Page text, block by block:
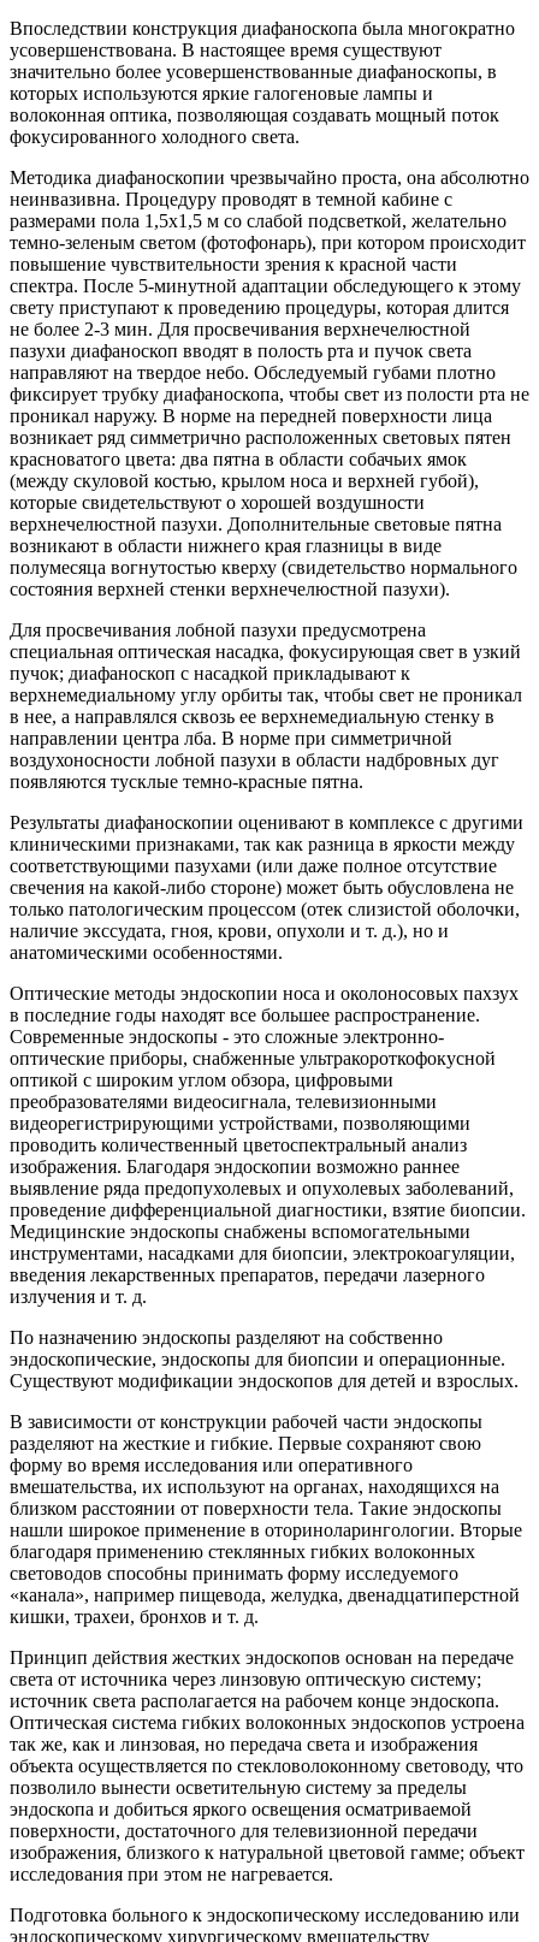
Впоследствии конструкция диафаноскопа была многократно
усовершенствована. В настоящее время существуют
значительно более усовершенствованные диафаноскопы, в
которых используются яркие галогеновые лампы и
волоконная оптика, позволяющая создавать мощный поток
фокусированного холодного света.
Методика диафаноскопии чрезвычайно проста, она абсолютно
неинвазивна. Процедуру проводят в темной кабине с
размерами пола 1,5x1,5 м со слабой подсветкой, желательно
темно-зеленым светом (фотофонарь), при котором происходит
повышение чувствительности зрения к красной части
спектра. После 5-минутной адаптации обследующего к этому
свету приступают к проведению процедуры, которая длится
не более 2-3 мин. Для просвечивания верхнечелюстной
пазухи диафаноскоп вводят в полость рта и пучок света
направляют на твердое небо. Обследуемый губами плотно
фиксирует трубку диафаноскопа, чтобы свет из полости рта не
проникал наружу. В норме на передней поверхности лица
возникает ряд симметрично расположенных световых пятен
красноватого цвета: два пятна в области собачьих ямок
(между скуловой костью, крылом носа и верхней губой),
которые свидетельствуют о хорошей воздушности
верхнечелюстной пазухи. Дополнительные световые пятна
возникают в области нижнего края глазницы в виде
полумесяца вогнутостью кверху (свидетельство нормального
состояния верхней стенки верхнечелюстной пазухи).
Для просвечивания лобной пазухи предусмотрена
специальная оптическая насадка, фокусирующая свет в узкий
пучок; диафаноскоп с насадкой прикладывают к
верхнемедиальному углу орбиты так, чтобы свет не проникал
в нее, а направлялся сквозь ее верхнемедиальную стенку в
направлении центра лба. В норме при симметричной
воздухоносности лобной пазухи в области надбровных дуг
появляются тусклые темно-красные пятна.
Результаты диафаноскопии оценивают в комплексе с другими
клиническими признаками, так как разница в яркости между
соответствующими пазухами (или даже полное отсутствие
свечения на какой-либо стороне) может быть обусловлена не
только патологическим процессом (отек слизистой оболочки,
наличие экссудата, гноя, крови, опухоли и т. д.), но и
анатомическими особенностями.
Оптические методы эндоскопии носа и околоносовых пахзух
в последние годы находят все большее распространение.
Современные эндоскопы - это сложные электронно-
оптические приборы, снабженные ультракороткофокусной
оптикой с широким углом обзора, цифровыми
преобразователями видеосигнала, телевизионными
видеорегистрирующими устройствами, позволяющими
проводить количественный цветоспектральный анализ
изображения. Благодаря эндоскопии возможно раннее
выявление ряда предопухолевых и опухолевых заболеваний,
проведение дифференциальной диагностики, взятие биопсии.
Медицинские эндоскопы снабжены вспомогательными
инструментами, насадками для биопсии, электрокоагуляции,
введения лекарственных препаратов, передачи лазерного
излучения и т. д.
По назначению эндоскопы разделяют на собственно
эндоскопические, эндоскопы для биопсии и операционные.
Существуют модификации эндоскопов для детей и взрослых.
В зависимости от конструкции рабочей части эндоскопы
разделяют на жесткие и гибкие. Первые сохраняют свою
форму во время исследования или оперативного
вмешательства, их используют на органах, находящихся на
близком расстоянии от поверхности тела. Такие эндоскопы
нашли широкое применение в оториноларингологии. Вторые
благодаря применению стеклянных гибких волоконных
световодов способны принимать форму исследуемого
«канала», например пищевода, желудка, двенадцатиперстной
кишки, трахеи, бронхов и т. д.
Принцип действия жестких эндоскопов основан на передаче
света от источника через линзовую оптическую систему;
источник света располагается на рабочем конце эндоскопа.
Оптическая система гибких волоконных эндоскопов устроена
так же, как и линзовая, но передача света и изображения
объекта осуществляется по стекловолоконному световоду, что
позволило вынести осветительную систему за пределы
эндоскопа и добиться яркого освещения осматриваемой
поверхности, достаточного для телевизионной передачи
изображения, близкого к натуральной цветовой гамме; объект
исследования при этом не нагревается.
Подготовка больного к эндоскопическому исследованию или
эндоскопическому хирургическому вмешательству